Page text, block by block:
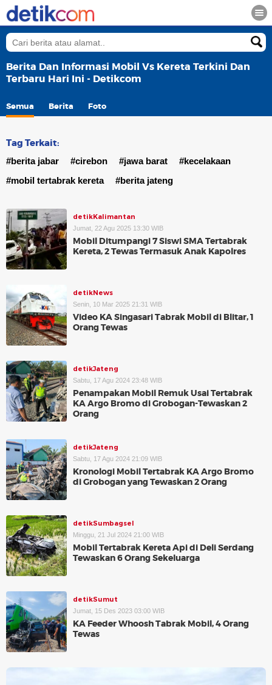
Berita Dan Informasi Mobil Vs Kereta Terkini Dan
Terbaru Hari Ini - Detikcom
Semua Berita Foto
Tag Terkait:
#berita jabar #cirebon #jawa barat
#kecelakaan
#mobil tertabrak kereta
#berita jateng
detikKalimantan
Jumat, 22 Agu 2025 13:30 WIB
Mobil Ditumpangi 7 Siswi SMA Tertabrak
Kereta, 2 Tewas Termasuk Anak Kapolres
detikNews
Senin, 10 Mar 2025 21:31 WIB
Video KA Singasari Tabrak Mobil di Blitar, 1
Orang Tewas
detikJateng
Sabtu, 17 Agu 2024 23:48 WIB
Penampakan Mobil Remuk Usai Tertabrak
KA Argo Bromo di Grobogan-Tewaskan 2
Orang
detikJateng
Sabtu, 17 Agu 2024 21:09 WIB
Kronologi Mobil Tertabrak KA Argo Bromo
di Grobogan yang Tewaskan 2 Orang
detikSumbagsel
Minggu, 21 Jul 2024 21:00 WIB
Mobil Tertabrak Kereta Api di Deli Serdang
Tewaskan 6 Orang Sekeluarga
detikSumut
Jumat, 15 Des 2023 03:00 WIB
KA Feeder Whoosh Tabrak Mobil, 4 Orang
Tewas